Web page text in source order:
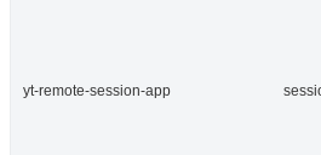
yt-remote-session-app